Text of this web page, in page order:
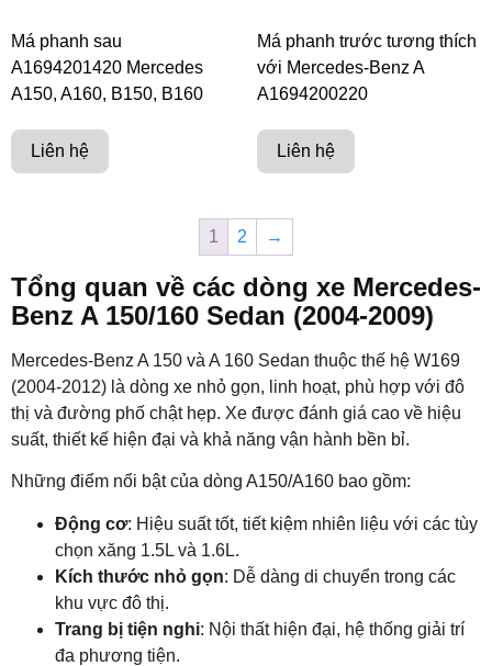
Má phanh sau
A1694201420 Mercedes
A150, A160, B150, B160
Liên hệ
Má phanh trước tương thích
với Mercedes-Benz A
A1694200220
Liên hệ
1 2 →
Tổng quan về các dòng xe Mercedes-
Benz A 150/160 Sedan (2004-2009)
Mercedes-Benz A 150 và A 160 Sedan thuộc thế hệ W169
(2004-2012) là dòng xe nhỏ gọn, linh hoạt, phù hợp với đô
thị và đường phố chật hẹp. Xe được đánh giá cao về hiệu
suất, thiết kế hiện đại và khả năng vận hành bền bỉ.
Những điểm nổi bật của dòng A150/A160 bao gồm:
Động cơ: Hiệu suất tốt, tiết kiệm nhiên liệu với các tùy
chọn xăng 1.5L và 1.6L.
Kích thước nhỏ gọn: Dễ dàng di chuyển trong các
khu vực đô thị.
Trang bị tiện nghi: Nội thất hiện đại, hệ thống giải trí
đa phương tiện.